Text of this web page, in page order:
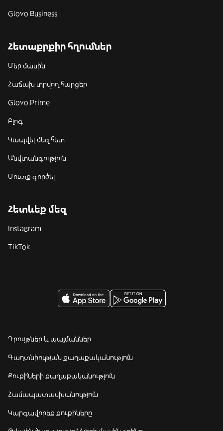
Glovo Business
Հետաքրքիր հղումներ
Մեր մասին
Հաճախ տրվող հարցեր
Glovo Prime
Բլոգ
Կապվել մեզ հետ
Անվտանգություն
Մուտք գործել
Հետևեք մեզ
Instagram
TikTok
Դրույթներ և պայմաններ
Գաղտնիության քաղաքականություն
Քուքիների քաղաքականություն
Համապատասխանություն
Կարգավորեք քուքիները